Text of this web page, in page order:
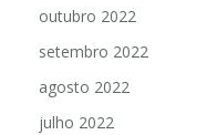
outubro 2022
setembro 2022
agosto 2022
julho 2022